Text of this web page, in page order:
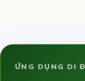
ỨNG DỤNG DI